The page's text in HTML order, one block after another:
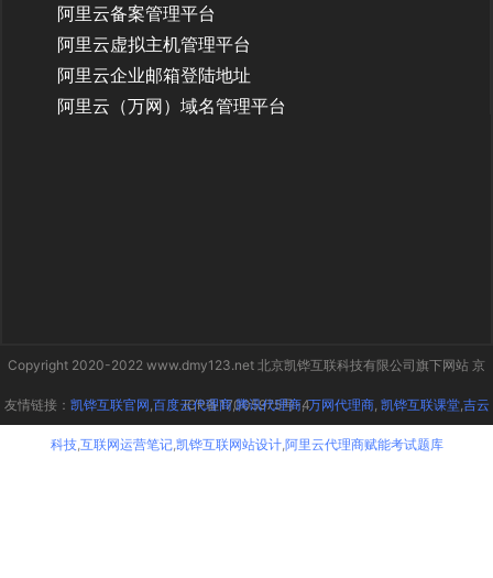
阿里云备案管理平台
阿里云虚拟主机管理平台
阿里云企业邮箱登陆地址
阿里云（万网）域名管理平台
Copyright 2020-2022 www.dmy123.net 北京凯铧互联科技有限公司旗下网站 京
ICP备17005975号-4
友情链接： 凯铧互联官网,百度云代理商,腾讯代理商,万网代理商, 凯铧互联课堂,吉云
科技,互联网运营笔记,凯铧互联网站设计,阿里云代理商赋能考试题库